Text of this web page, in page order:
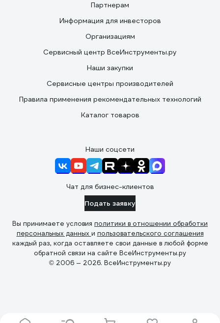
Партнерам
Информация для инвесторов
Организациям
Сервисный центр ВсеИнструменты.ру
Наши закупки
Сервисные центры производителей
Правила применения рекомендательных технологий
Каталог товаров
Наши соцсети
Чат для бизнес-клиентов
Подать заявку
Вы принимаете условия политики в отношении обработки
персональных данных и пользовательского соглашения
каждый раз, когда оставляете свои данные в любой форме
обратной связи на сайте ВсеИнструменты.ру
© 2006 — 2026. ВсеИнструменты.ру